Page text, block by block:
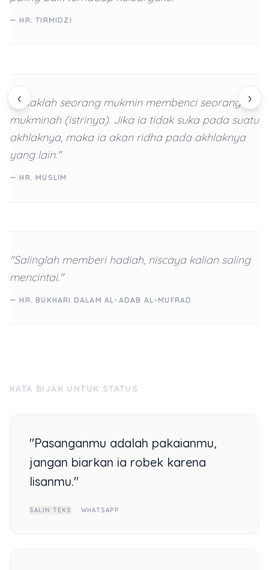
‹ ›
— HR. TIRMIDZI
"Tidaklah seorang mukmin membenci seorang
mukminah (istrinya). Jika ia tidak suka pada suatu
akhlaknya, maka ia akan ridha pada akhlaknya
yang lain."
— HR. MUSLIM
"Salinglah memberi hadiah, niscaya kalian saling
mencintai."
— HR. BUKHARI DALAM AL-ADAB AL-MUFRAD
KATA BIJAK UNTUK STATUS
"Pasanganmu adalah pakaianmu,
jangan biarkan ia robek karena
lisanmu."
SALIN TEKS WHATSAPP